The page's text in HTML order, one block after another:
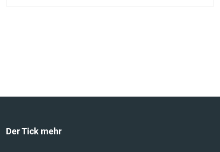
Der Tick mehr